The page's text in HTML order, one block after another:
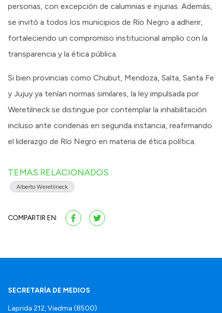
personas, con excepción de calumnias e injurias. Además,
se invitó a todos los municipios de Río Negro a adherir,
fortaleciendo un compromiso institucional amplio con la
transparencia y la ética pública.
Si bien provincias como Chubut, Mendoza, Salta, Santa Fe
y Jujuy ya tenían normas similares, la ley impulsada por
Weretilneck se distingue por contemplar la inhabilitación
incluso ante condenas en segunda instancia, reafirmando
el liderazgo de Río Negro en materia de ética política.
TEMAS RELACIONADOS
Alberto Weretilneck
COMPARTIR EN:
SECRETARÍA DE MEDIOS
Laprida 212, Viedma (8500).